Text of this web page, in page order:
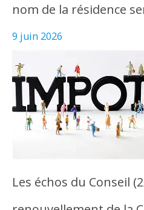
nom de la résidence
9 juin 2026
Les échos du Conseil